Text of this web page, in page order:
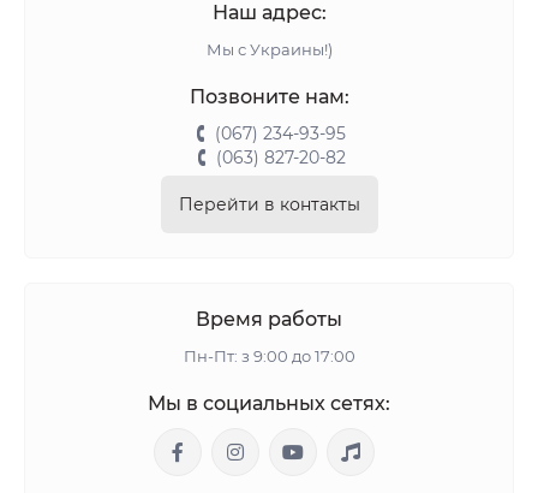
Наш адрес:
Мы с Украины!)
Позвоните нам:
(067) 234-93-95
(063) 827-20-82
Перейти в контакты
Время работы
Пн-Пт: з 9:00 до 17:00
Мы в социальных сетях: